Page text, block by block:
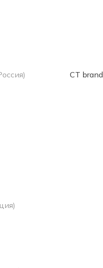
CT brand